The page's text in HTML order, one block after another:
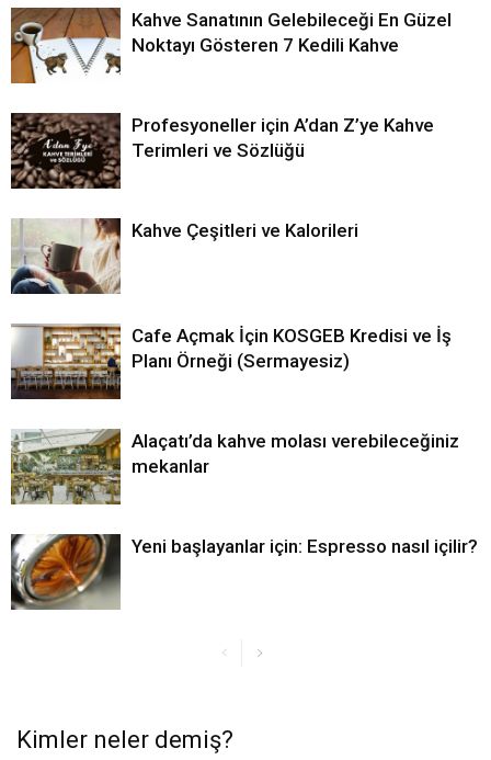
Kahve Sanatının Gelebileceği En Güzel
Noktayı Gösteren 7 Kedili Kahve
Profesyoneller için A’dan Z’ye Kahve
Terimleri ve Sözlüğü
Kahve Çeşitleri ve Kalorileri
Cafe Açmak İçin KOSGEB Kredisi ve İş
Planı Örneği (Sermayesiz)
Alaçatı’da kahve molası verebileceğiniz
mekanlar
Yeni başlayanlar için: Espresso nasıl içilir?
Kimler neler demiş?